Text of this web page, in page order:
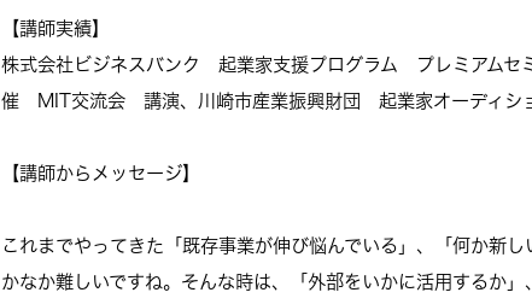
【講師実績】
株式会社ビジネスバンク 起業家支援プログラム プレミアムセ
催 MIT交流会 講演、川崎市産業振興財団 起業家オーディシ
【講師からメッセージ】
これまでやってきた「既存事業が伸び悩んでいる」、「何か新
かなか難しいですね。そんな時は、「外部をいかに活用するか